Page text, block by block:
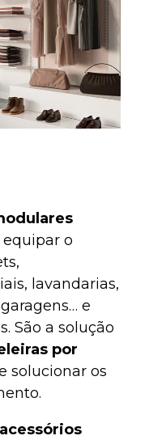
o
lavandarias,
e
São a solução
por
solucionar os